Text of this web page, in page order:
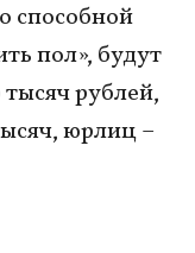
способной
пол», будут
рублей,
юрлиц –